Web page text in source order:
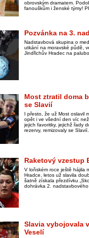
obrovským dramatem.
fanouškům i ženské týmy!
Pozvánka na 3.
Nadstavbová skupina o
utkání na moravské půdě,
Jindřichův Hradec na
Most ztratil doma
se Slavií
I přesto, že už Most oslavil
opět i ve všední den víc
jejich favoritky, jejichž řady
rezervy, remizovaly se Slavií.
Raketový vzestup
V loňském roce ještě hájila
Hradce, letos už slavila
šatně získala přezdívku
dohrávka 2.
Slavia vybojovala
Veselí